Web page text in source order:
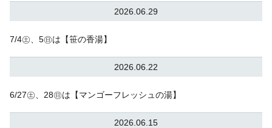
2026.06.29
7/4㊏、5㊐は【笹の香湯】
2026.06.22
6/27㊏、28㊐は【マンゴーフレッシュの湯】
2026.06.15